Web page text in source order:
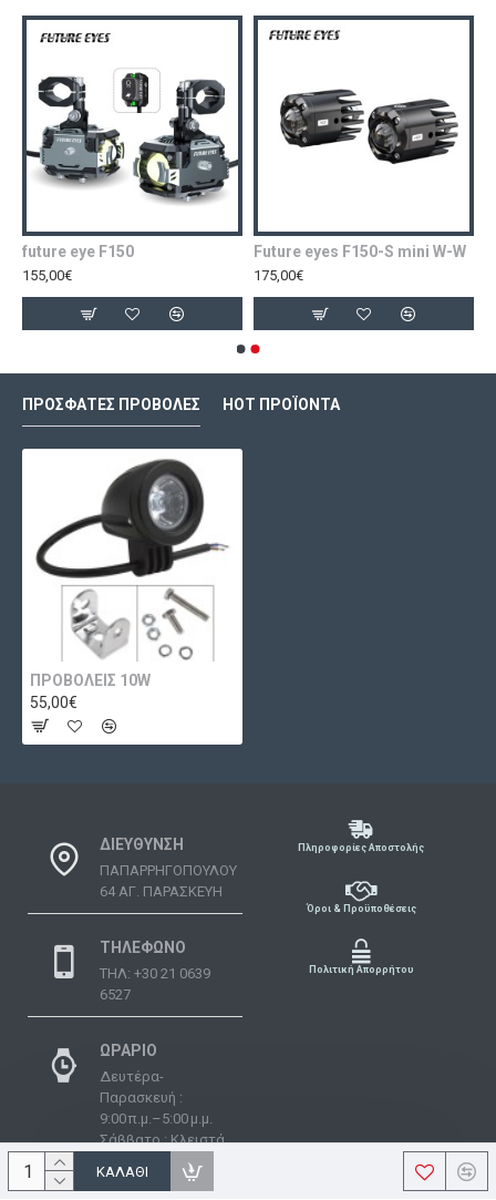
ΚΑΛΆΘΙ
future eye F150
155,00€
Future eyes F150-S mini W-W
175,00€
ΠΡΌΣΦΑΤΕΣ ΠΡΟΒΟΛΈΣ HOT ΠΡΟΪΌΝΤΑ
ΠΡΟΒΟΛΕΙΣ 10W
55,00€
ΔΙΕΥΘΥΝΣΗ
ΠΑΠΑΡΡΗΓΟΠΟΥΛΟΥ
64 ΑΓ. ΠΑΡΑΣΚΕΥΗ
ΤΗΛΕΦΩΝΟ
ΤΗΛ: +30 21 0639
6527
ΩΡΑΡΙΟ
Δευτέρα-
Παρασκευή :
9:00 π.μ.–5:00 μ.μ.
Σάββατο : Κλειστά
Κυριακή : Κλειστά
Πληροφορίες Αποστολής
Όροι & Προϋποθέσεις
Πολιτική Απορρήτου